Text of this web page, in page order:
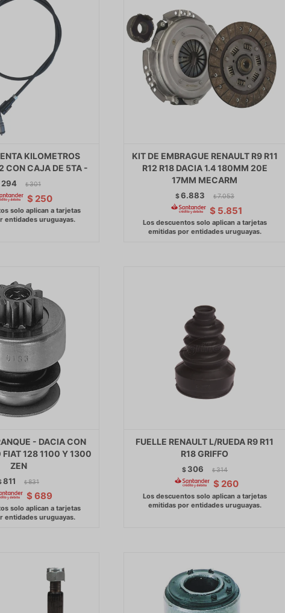
KILOMETROS
CON CAJA DE 5TA -
294 $ 301
$ 250
KIT DE EMBRAGUE RENAULT R9 R11
R12 R18 DACIA 1.4 180MM 20E
17MM MECARM
$6.883 $ 7.053
$ 5.851
- DACIA CON
FIAT 128 1100 Y 1300
ZEN
811 $ 831
$ 689
FUELLE RENAULT L/RUEDA R9 R11
R18 GRIFFO
$ 306 $ 314
$ 260